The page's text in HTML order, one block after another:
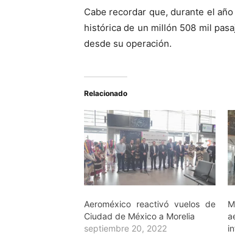
Cabe recordar que, durante el
histórica de un millón 508 mil
desde su operación.
Relacionado
Aeroméxico reactivó vuelos de
Ciudad de México a Morelia
septiembre 20, 2022